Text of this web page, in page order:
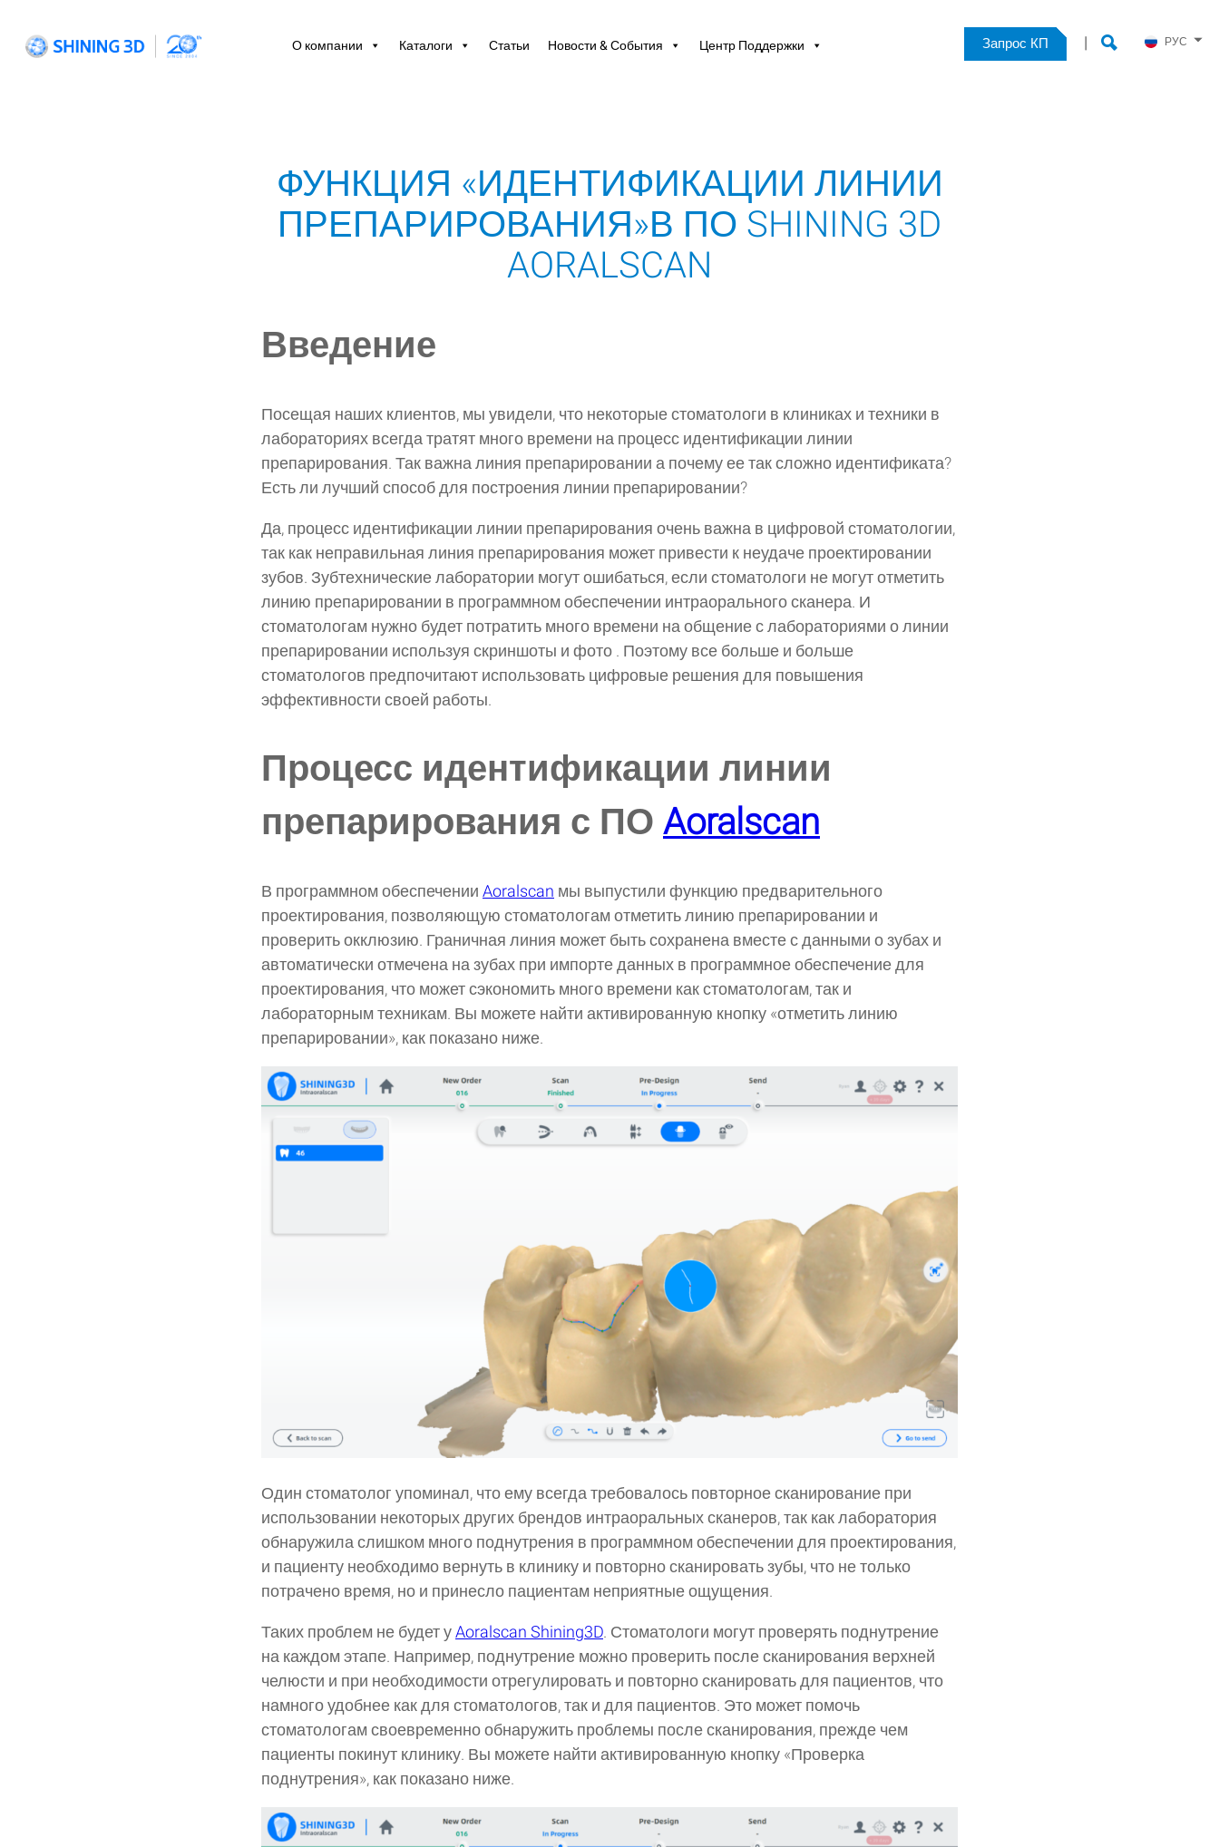
content
О компании Каталоги Статьи Новости & События Центр Поддержки Запрос КП | РУС ⏷
ФУНКЦИЯ «ИДЕНТИФИКАЦИИ ЛИНИИ
ПРЕПАРИРОВАНИЯ»В ПО SHINING 3D
AORALSCAN
Введение
Посещая наших клиентов, мы увидели, что некоторые стоматологи в клиниках и техники в
лабораториях всегда тратят много времени на процесс идентификации линии
препарирования. Так важна линия препарировании а почему ее так сложно идентификата?
Есть ли лучший способ для построения линии препарировании?
Да, процесс идентификации линии препарирования очень важна в цифровой стоматологии,
так как неправильная линия препарирования может привести к неудаче проектировании
зубов. Зубтехнические лаборатории могут ошибаться, если стоматологи не могут отметить
линию препарировании в программном обеспечении интраорального сканера. И
стоматологам нужно будет потратить много времени на общение с лабораториями о линии
препарировании используя скриншоты и фото . Поэтому все больше и больше
стоматологов предпочитают использовать цифровые решения для повышения
эффективности своей работы.
Процесс идентификации линии
препарирования с ПО Aoralscan
В программном обеспечении Aoralscan мы выпустили функцию предварительного
проектирования, позволяющую стоматологам отметить линию препарировании и
проверить окклюзию. Граничная линия может быть сохранена вместе с данными о зубах и
автоматически отмечена на зубах при импорте данных в программное обеспечение для
проектирования, что может сэкономить много времени как стоматологам, так и
лабораторным техникам. Вы можете найти активированную кнопку «отметить линию
препарировании», как показано ниже.
Один стоматолог упоминал, что ему всегда требовалось повторное сканирование при
использовании некоторых других брендов интраоральных сканеров, так как лаборатория
обнаружила слишком много поднутрения в программном обеспечении для проектирования,
и пациенту необходимо вернуть в клинику и повторно сканировать зубы, что не только
потрачено время, но и принесло пациентам неприятные ощущения.
Таких проблем не будет уAoralscan Shining3D. Стоматологи могут проверять поднутрение
на каждом этапе. Например, поднутрение можно проверить после сканирования верхней
челюсти и при необходимости отрегулировать и повторно сканировать для пациентов, что
намного удобнее как для стоматологов, так и для пациентов. Это может помочь
стоматологам своевременно обнаружить проблемы после сканирования, прежде чем
пациенты покинут клинику. Вы можете найти активированную кнопку «Проверка
поднутрения», как показано ниже.